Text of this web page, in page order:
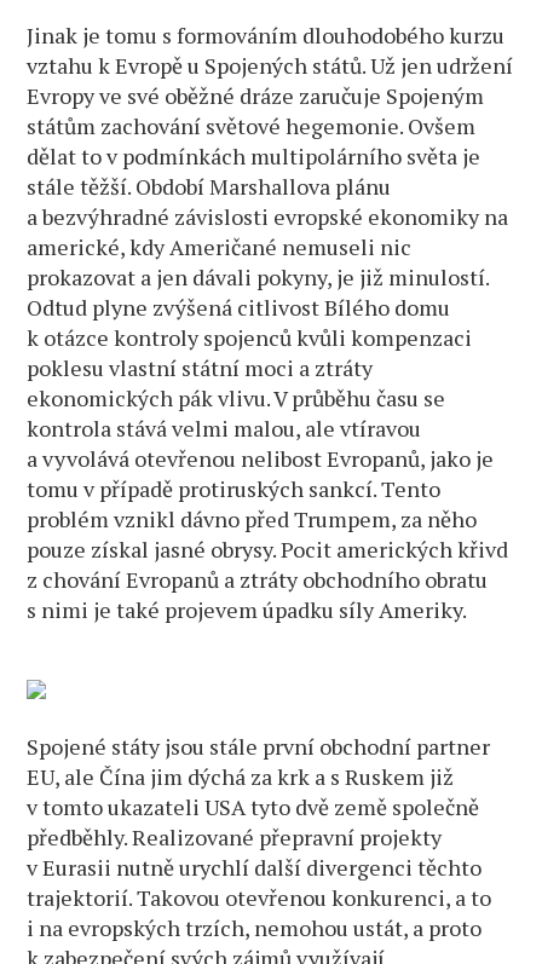
Jinak je tomu s formováním dlouhodobého kurzu
vztahu k Evropě u Spojených států. Už jen udržení
Evropy ve své oběžné dráze zaručuje Spojeným
státům zachování světové hegemonie. Ovšem
dělat to v podmínkách multipolárního světa je
stále těžší. Období Marshallova plánu
a bezvýhradné závislosti evropské ekonomiky na
americké, kdy Američané nemuseli nic
prokazovat a jen dávali pokyny, je již minulostí.
Odtud plyne zvýšená citlivost Bílého domu
k otázce kontroly spojenců kvůli kompenzaci
poklesu vlastní státní moci a ztráty
ekonomických pák vlivu. V průběhu času se
kontrola stává velmi malou, ale vtíravou
a vyvolává otevřenou nelibost Evropanů, jako je
tomu v případě protiruských sankcí. Tento
problém vznikl dávno před Trumpem, za něho
pouze získal jasné obrysy. Pocit amerických křivd
z chování Evropanů a ztráty obchodního obratu
s nimi je také projevem úpadku síly Ameriky.
Spojené státy jsou stále první obchodní partner
EU, ale Čína jim dýchá za krk a s Ruskem již
v tomto ukazateli USA tyto dvě země společně
předběhly. Realizované přepravní projekty
v Eurasii nutně urychlí další divergenci těchto
trajektorií. Takovou otevřenou konkurenci, a to
i na evropských trzích, nemohou ustát, a proto
k zabezpečení svých zájmů využívají